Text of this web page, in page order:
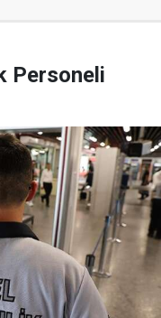
Personeli